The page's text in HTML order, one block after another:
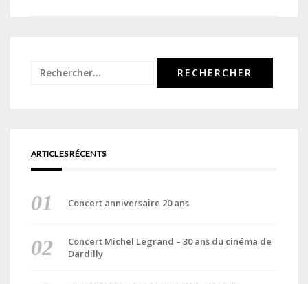
Rechercher :
ARTICLES RÉCENTS
Concert anniversaire 20 ans
Concert Michel Legrand – 30 ans du cinéma de
Dardilly